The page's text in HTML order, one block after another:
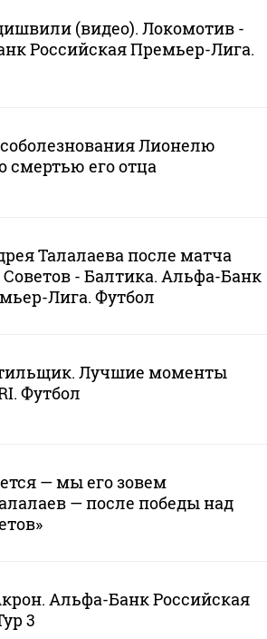
(видео). Локомотив -
Российская Премьер-Лига.
Лионелю
смертью его отца
Талалаева после матча
- Балтика. Альфа-Банк
Лига. Футбол
Лучшие моменты
Футбол
— мы его зовем
— после победы над
Альфа-Банк Российская
3